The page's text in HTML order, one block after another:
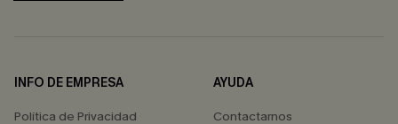
INFO DE EMPRESA
Política de Privacidad
AYUDA
Contactarnos